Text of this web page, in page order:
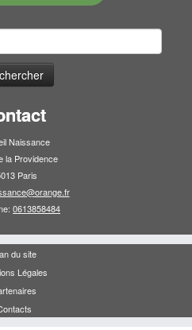
Naissance
la Providence
Paris
0613858484
du site
Légales